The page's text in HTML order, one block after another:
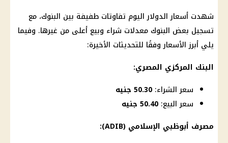
شهدت أسعار الدولار اليوم تفاوتات طفيفة بين البنوك، مع
تسجيل بعض البنوك معدلات شراء وبيع أعلى من غيرها. وفيما
يلي أبرزالأسعاروفقًا للتحديثات الأخيرة:
البنك المركزي المصري:
سعر الشراء: 50.30 جنيه
سعر البيع: 50.40 جنيه
مصرف أبوظبي الإسلامي (ADIB):